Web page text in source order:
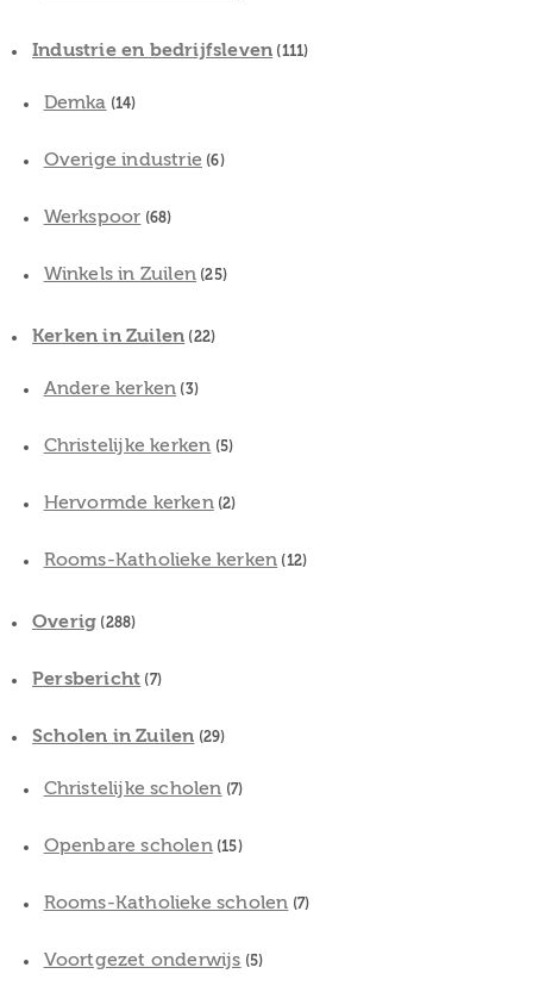
Industrie en bedrijfsleven (111)
Demka (14)
Overige industrie (6)
Werkspoor (68)
Winkels in Zuilen (25)
Kerken in Zuilen (22)
Andere kerken (3)
Christelijke kerken (5)
Hervormde kerken(2)
Rooms-Katholieke kerken (12)
Overig (288)
Persbericht (7)
Scholen in Zuilen (29)
Christelijke scholen (7)
Openbare scholen(15)
Rooms-Katholieke scholen (7)
Voortgezet onderwijs (5)